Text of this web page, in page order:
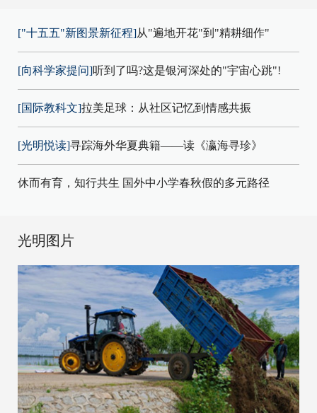
["十五五"新图景新征程]从"遍地开花"到"精耕细作"
[向科学家提问]听到了吗?这是银河深处的"宇宙心跳"!
[国际教科文]拉美足球：从社区记忆到情感共振
[光明悦读]寻踪海外华夏典籍——读《瀛海寻珍》
休而有育，知行共生 国外中小学春秋假的多元路径
光明图片